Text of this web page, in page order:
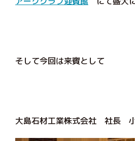
そして今回は来賓として
大島石材工業株式会社 社長